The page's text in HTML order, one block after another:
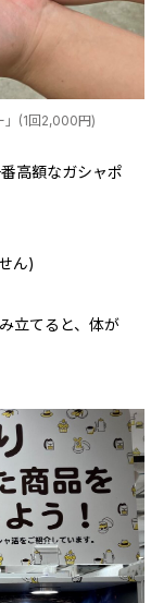
」(1回2,000円)
高額なガシャポ
ん)
立てると、体が